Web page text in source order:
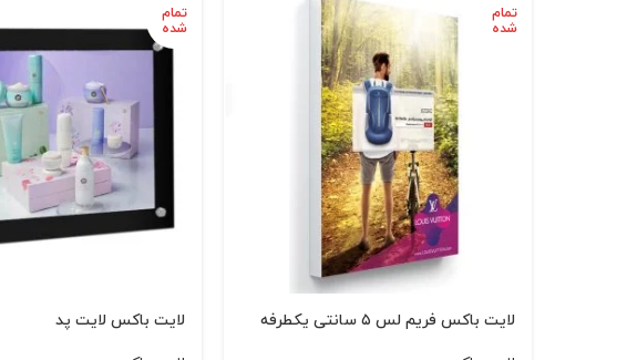
تمام
شده
لایت باکس فریم لس ۵ سانتی یکطرفه
تمام
شده
لایت باکس لایت پد